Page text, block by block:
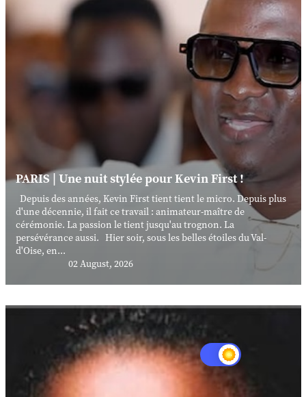
PARIS | Une nuit stylée pour Kevin First !
Depuis des années, Kevin First tient tient le micro. Depuis plus
d'une décennie, il fait ce travail : animateur-maître de
cérémonie. La passion le tient jusqu'au trognon. La
persévérance aussi. Hier soir, sous les belles étoiles du Val-
d'Oise, en...
02 August, 2026